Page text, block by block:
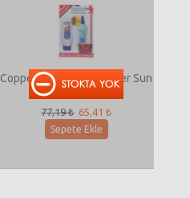
Coppertone SPF 45+ After Sun
Losyon Hediyeli
77,19 ₺ 65,41 ₺
Sepete Ekle